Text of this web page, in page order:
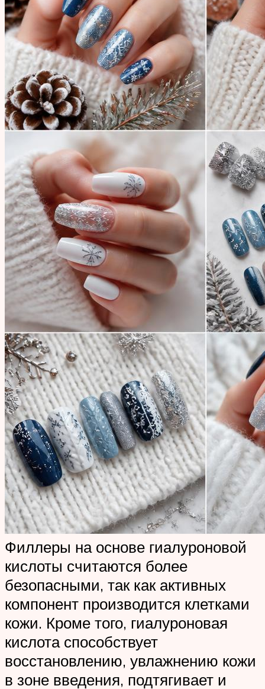
Филлеры на основе гиалуроновой
кислоты считаются более
безопасными, так как активных
компонент производится клетками
кожи. Кроме того, гиалуроновая
кислота способствует
восстановлению, увлажнению кожи
в зоне введения, подтягивает и